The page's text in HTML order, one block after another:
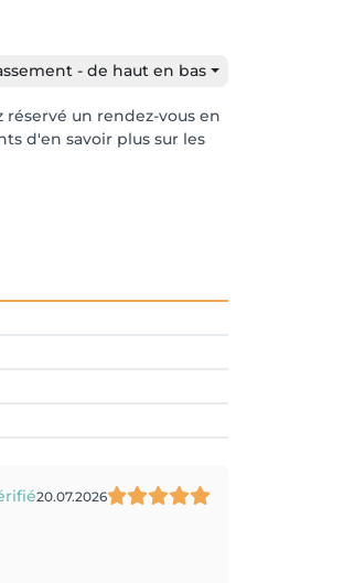
- de haut en bas
réservé un rendez-vous en
d'en savoir plus sur les
20.07.2026